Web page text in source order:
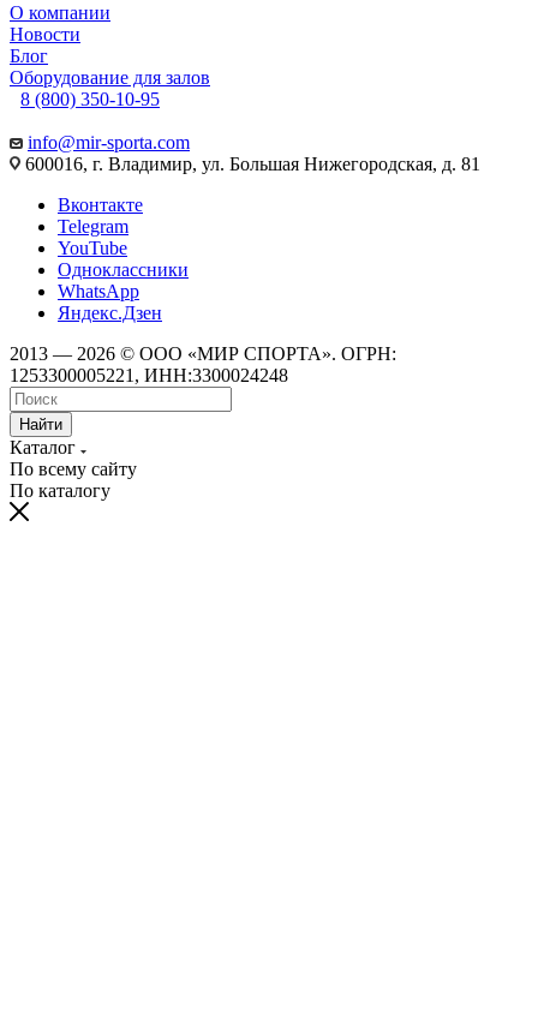
О компании
Новости
Блог
Оборудование для залов
8 (800) 350-10-95
info@mir-sporta.com
600016, г. Владимир, ул. Большая Нижегородская, д. 81
Вконтакте
Telegram
YouTube
Одноклассники
WhatsApp
Яндекс.Дзен
2013 — 2026 © ООО «МИР СПОРТА». ОГРН:
1253300005221, ИНН:3300024248
Найти
Каталог
По всему сайту
По каталогу